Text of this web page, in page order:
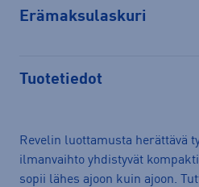
Erämaksulaskuri
Tuotetiedot
Revelin luottamusta herättävä
ilmanvaihto yhdistyvät
sopii lähes ajoon kuin ajoon.